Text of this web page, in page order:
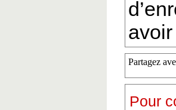
Partagez
Pour